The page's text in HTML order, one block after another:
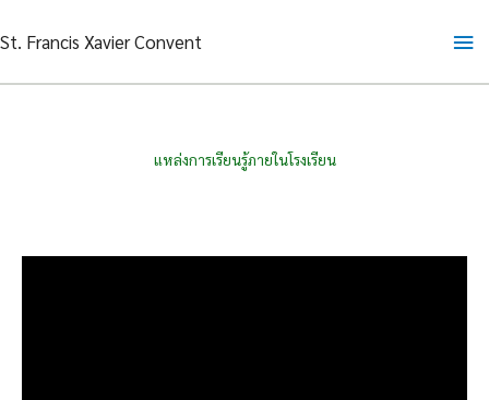
to
St. Francis Xavier Convent
แหล่งการเรียนรู้ภายในโรงเรียน